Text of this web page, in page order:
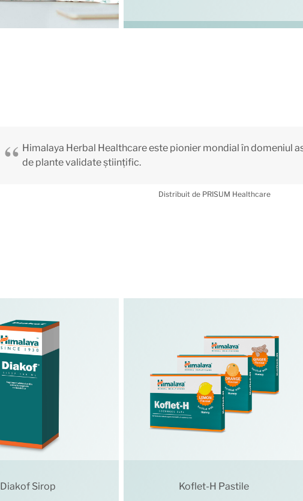
Himalaya Herbal Healthcare este pionier mondial în domeniul
de plante validate științific.
Distribuit de PRISUM Healthcare
Diakof Sirop Koflet-H Pastile